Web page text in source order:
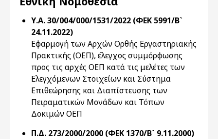
Υ.Α. 30/004/000/1531/2022 (ΦΕΚ 5991/Β`
24.11.2022)
Εφαρμογή των Αρχών Ορθής Εργαστηριακής
Πρακτικής (ΟΕΠ), έλεγχος συμμόρφωσης
προς τις αρχές ΟΕΠ κατά τις μελέτες των
Ελεγχόμενων Στοιχείων και Σύστημα
Επιθεώρησης και Διαπίστευσης των
Πειραματικών Μονάδων και Τόπων
Δοκιμών ΟΕΠ
Π.Δ. 273/2000/2000 (ΦΕΚ 1370/Β` 9.11.2000)